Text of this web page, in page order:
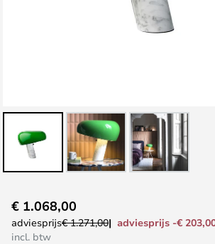
naar
het
€ 1.068,00
adviesprijs€ 1.271,00
adviesprijs -€
incl. btw